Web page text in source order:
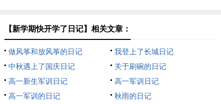
【新学期快开学了日记】相关文章：
做风筝和放风筝的日记
我登上了长城日记
中秋遇上了国庆日记
关于刷碗的日记
高一新生军训日记
高一军训日记
高一军训的日记
秋雨的日记